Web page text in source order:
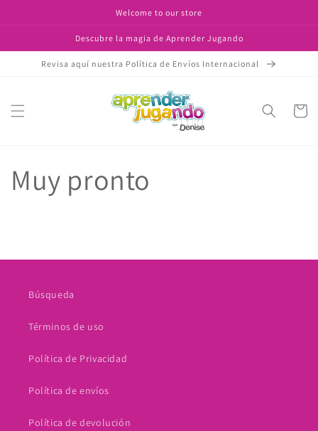
Welcome to our store
Descubre la magia de Aprender Jugando
Revisa aquí nuestra Política de Envíos Internacional
Carrito
Muy pronto
Búsqueda
Términos de uso
Política de Privacidad
Política de envíos
Política de devolución